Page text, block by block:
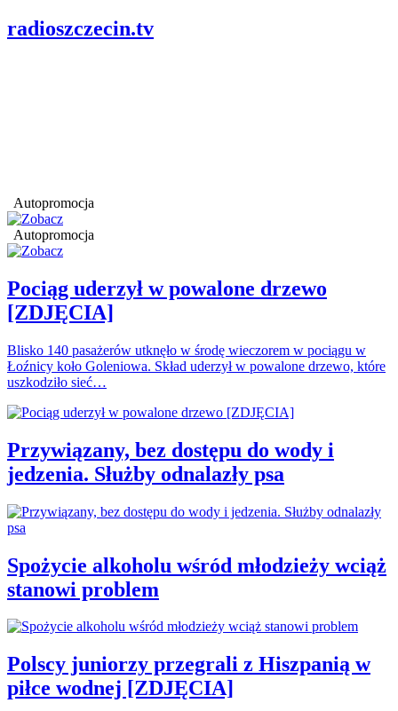
radioszczecin.tv
Autopromocja
Autopromocja
Pociąg uderzył w powalone drzewo
[ZDJĘCIA]
Blisko 140 pasażerów utknęło w środę wieczorem w pociągu w
Łoźnicy koło Goleniowa. Skład uderzył w powalone drzewo, które
uszkodziło sieć…
Przywiązany, bez dostępu do wody i
jedzenia. Służby odnalazły psa
Spożycie alkoholu wśród młodzieży wciąż
stanowi problem
Polscy juniorzy przegrali z Hiszpanią w
piłce wodnej [ZDJĘCIA]